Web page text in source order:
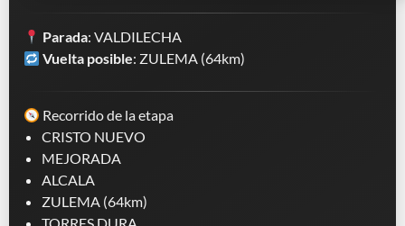
Parada: VALDILECHA
Vuelta posible: ZULEMA (64km)
Recorrido de la etapa
CRISTO NUEVO
MEJORADA
ALCALA
ZULEMA (64km)